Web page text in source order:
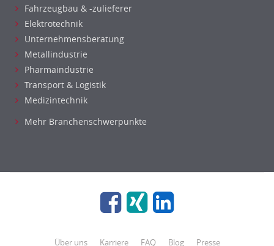
Fahrzeugbau & -zulieferer
Elektrotechnik
Unternehmensberatung
Metallindustrie
Pharmaindustrie
Transport & Logistik
Medizintechnik
Mehr Branchenschwerpunkte
Über uns Karriere FAQ Blog Presse